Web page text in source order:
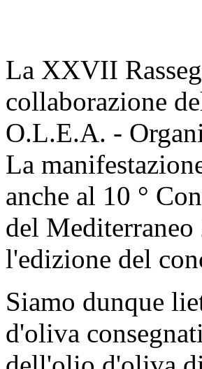
La XXVII
collaborazione
O.L.E.A. -
La
anche al 10 °
del Mediterraneo
l'edizione del
Siamo dunque
d'oliva